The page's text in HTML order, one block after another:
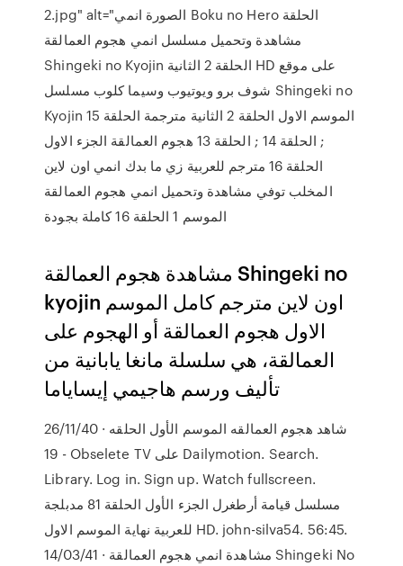
2.jpg" alt="الصورة انمي Boku no Hero الحلقة
مشاهدة وتحميل مسلسل انمي هجوم العمالقة
Shingeki no Kyojin الحلقة 2 الثانية HD على موقع
شوف برو ويوتيوب وسيما كلوب مسلسل Shingeki no
Kyojin الموسم الاول الحلقة 2 الثانية مترجمة الحلقة 15
; الحلقة 14 ; الحلقة 13 هجوم العمالقة الجزء الاول
الحلقة 16 مترجم للعربية زي ما بدك انمي اون لاين
المخلب توفي مشاهدة وتحميل انمي هجوم العمالقة
الموسم 1 الحلقة 16 كاملة بجودة
مشاهدة هجوم العمالقة Shingeki no
kyojin اون لاين مترجم كامل الموسم
الاول هجوم العمالقة أو الهجوم على
العمالقة، هي سلسلة مانغا يابانية من
تأليف ورسم هاجيمي إيساياما
26/11/40 · شاهد هجوم العمالقه الموسم الأول الحلقه
19 - Obselete TV على Dailymotion. Search.
Library. Log in. Sign up. Watch fullscreen.
مسلسل قيامة أرطغرل الجزء الأول الحلقة 81 مدبلجة
للعربية نهاية الموسم الاول HD. john-silva54. 56:45.
14/03/41 · مشاهدة انمي هجوم العمالقة Shingeki No